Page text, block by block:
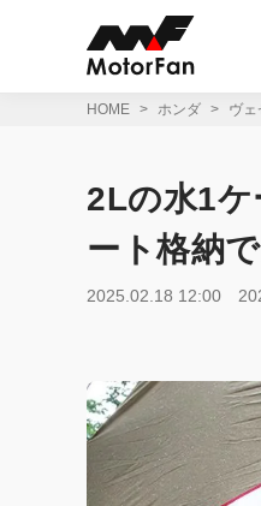
HOME ホンダ ヴェ
2Lの水1
ート格納
2025.02.18 12:00